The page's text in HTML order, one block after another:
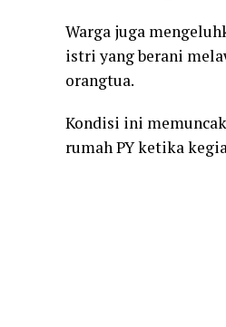
Warga juga
istri yang berani
orangtua.
Kondisi ini
rumah PY ketika